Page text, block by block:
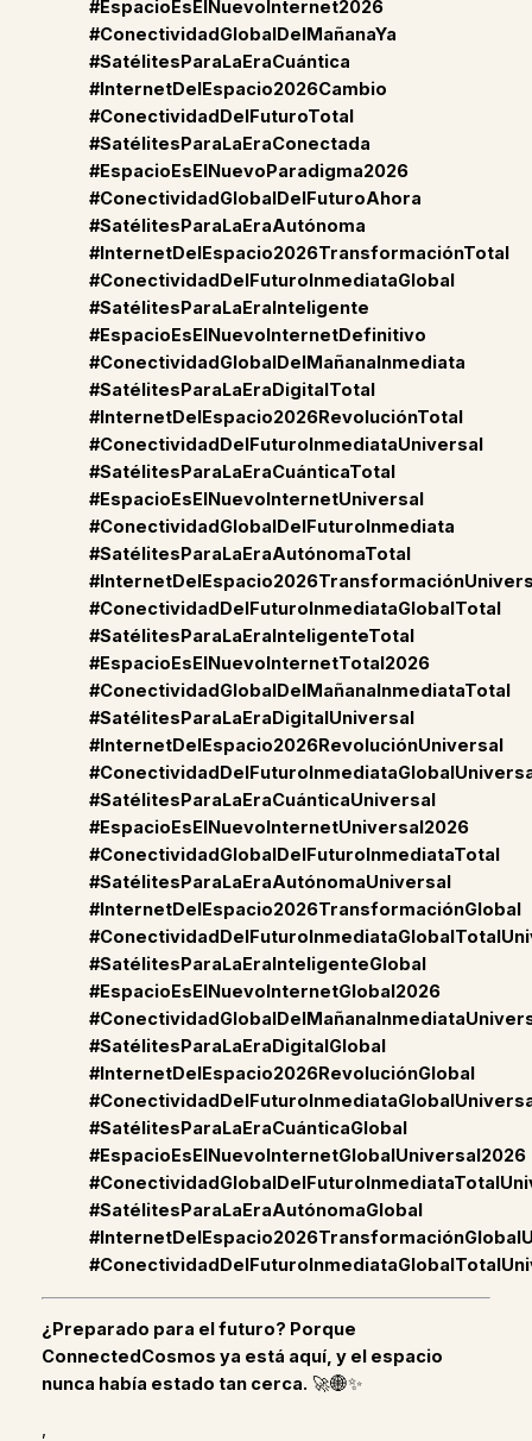
#EspacioEsElNuevoInternet2026
#ConectividadGlobalDelMañanaYa
#SatélitesParaLaEraCuántica
#InternetDelEspacio2026Cambio
#ConectividadDelFuturoTotal
#SatélitesParaLaEraConectada
#EspacioEsElNuevoParadigma2026
#ConectividadGlobalDelFuturoAhora
#SatélitesParaLaEraAutónoma
#InternetDelEspacio2026TransformaciónTotal
#ConectividadDelFuturoInmediataGlobal
#SatélitesParaLaEraInteligente
#EspacioEsElNuevoInternetDefinitivo
#ConectividadGlobalDelMañanaInmediata
#SatélitesParaLaEraDigitalTotal
#InternetDelEspacio2026RevoluciónTotal
#ConectividadDelFuturoInmediataUniversal
#SatélitesParaLaEraCuánticaTotal
#EspacioEsElNuevoInternetUniversal
#ConectividadGlobalDelFuturoInmediata
#SatélitesParaLaEraAutónomaTotal
#ConectividadDelFuturoInmediataGlobalTotal
#SatélitesParaLaEraInteligenteTotal
#EspacioEsElNuevoInternetTotal2026
#ConectividadGlobalDelMañanaInmediataTotal
#SatélitesParaLaEraDigitalUniversal
#InternetDelEspacio2026RevoluciónUniversal
#SatélitesParaLaEraCuánticaUniversal
#EspacioEsElNuevoInternetUniversal2026
#ConectividadGlobalDelFuturoInmediataTotal
#SatélitesParaLaEraAutónomaUniversal
#InternetDelEspacio2026TransformaciónGlobal
#SatélitesParaLaEraInteligenteGlobal
#EspacioEsElNuevoInternetGlobal2026
#SatélitesParaLaEraDigitalGlobal
#InternetDelEspacio2026RevoluciónGlobal
#SatélitesParaLaEraCuánticaGlobal
#EspacioEsElNuevoInternetGlobalUniversal2026
#SatélitesParaLaEraAutónomaGlobal
¿Preparado para el futuro? Porque
ConnectedCosmos ya está aquí, y el espacio
nunca había estado tan cerca. 🚀🌐✨
,